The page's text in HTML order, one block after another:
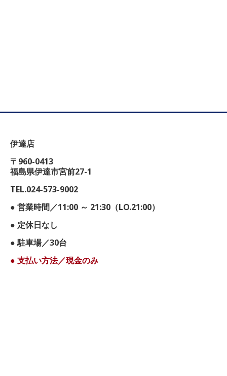
伊達店
〒960-0413
福島県伊達市宮前27-1
TEL.024-573-9002
● 営業時間／11:00 ～ 21:30（LO.21:00）
● 定休日なし
● 駐車場／30台
● 支払い方法／現金のみ